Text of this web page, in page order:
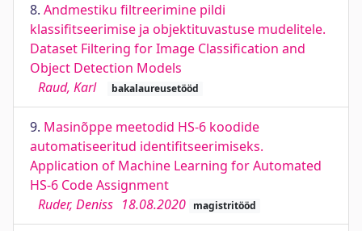
8. Andmestiku filtreerimine pildi
klassifitseerimise ja objektituvastuse mudelitele.
Dataset Filtering for Image Classification and
Object Detection Models
Raud, Karl
bakalaureusetööd
9. Masinõppe meetodid HS-6 koodide
automatiseeritud identifitseerimiseks.
Application of Machine Learning for Automated
HS-6 Code Assignment
Ruder, Deniss 18.08.2020 magistritööd